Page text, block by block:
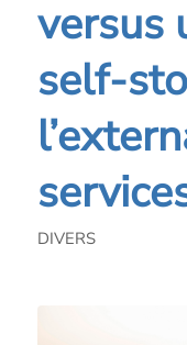
versus
self-
DIVERS